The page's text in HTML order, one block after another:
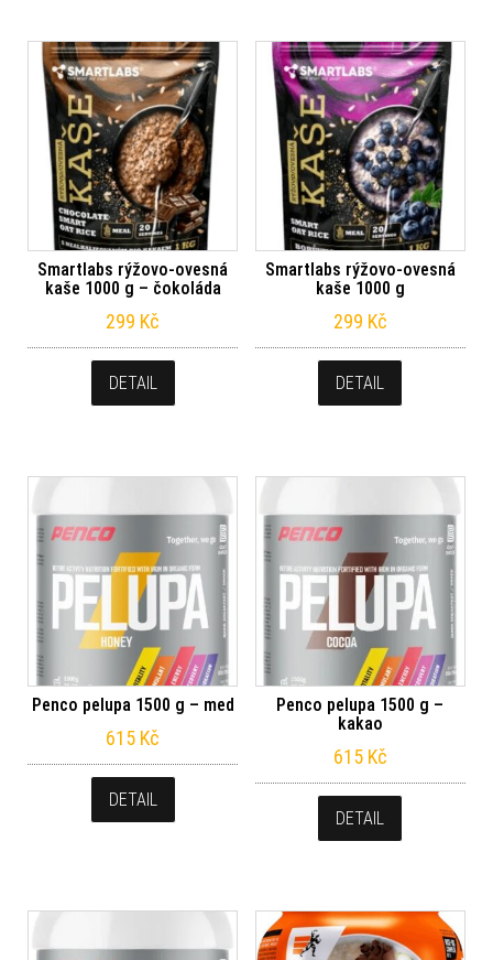
Smartlabs rýžovo-ovesná
kaše 1000 g – čokoláda
299 Kč
DETAIL
Smartlabs rýžovo-ovesná
kaše 1000 g
299 Kč
DETAIL
Penco pelupa 1500 g – med
615 Kč
DETAIL
Penco pelupa 1500 g –
kakao
615 Kč
DETAIL